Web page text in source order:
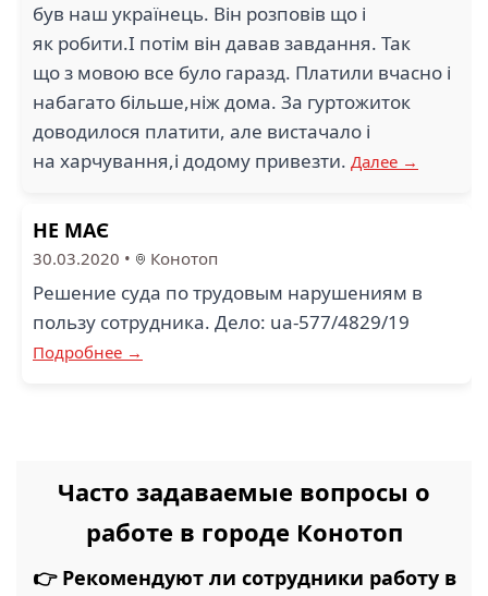
був наш українець. Він розповів що і
як робити.І потім він давав завдання. Так
що з мовою все було гаразд. Платили вчасно і
набагато більше,ніж дома. За гуртожиток
доводилося платити, але вистачало і
на харчування,і додому привезти. Далее →
НЕ МАЄ
30.03.2020 • Конотоп
Решение суда по трудовым нарушениям в
пользу сотрудника. Дело: ua-577/4829/19
Подробнее →
Часто задаваемые вопросы о
работе в городе Конотоп
👉 Рекомендуют ли сотрудники работу в